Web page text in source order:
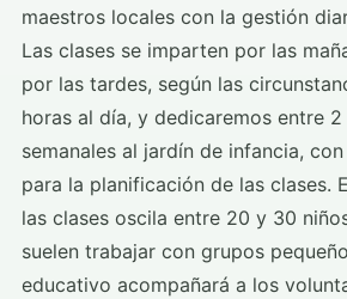
maestros locales con la gestión
Las clases se imparten por las
por las tardes, según las
horas al día, y dedicaremos entre
semanales al jardín de infancia,
para la planificación de las clases.
las clases oscila entre 20 y 30
suelen trabajar con grupos
educativo acompañará a los